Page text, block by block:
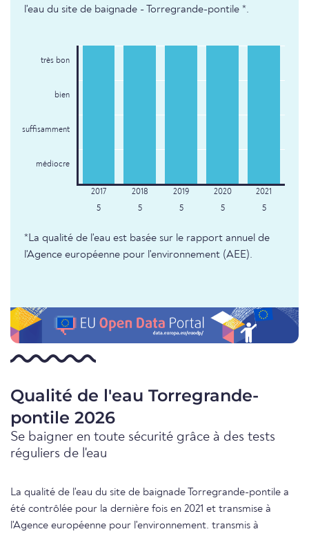
l'eau du site de baignade - Torregrande-pontile *.
très bon
bien
suffisamment
médiocre
5 5 5 5 5
*La qualité de l'eau est basée sur le rapport annuel de
l'Agence européenne pour l'environnement (AEE).
Qualité de l'eau Torregrande-
pontile 2026
Se baigner en toute sécurité grâce à des tests
réguliers de l'eau
La qualité de l'eau du site de baignade Torregrande-pontile a
été contrôlée pour la dernière fois en 2021 et transmise à
l'Agence européenne pour l'environnement. transmis à